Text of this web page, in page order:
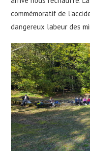
commémoratif de
dangereux labeur des